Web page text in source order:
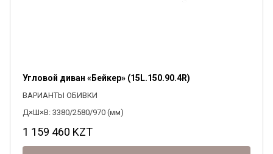
Угловой диван «Бейкер» (15L.150.90.4R)
ВАРИАНТЫ ОБИВКИ
Д×Ш×В: 3380/2580/970 (мм)
1 159 460 KZT